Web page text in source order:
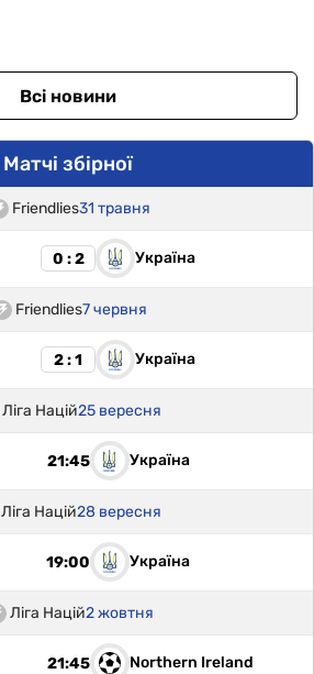
Всі новини
Матчі збірної
Friendlies31 травня
0 : 2 Україна
Friendlies7 червня
2 : 1 Україна
Ліга Націй25 вересня
21:45 Україна
Ліга Націй28 вересня
19:00 Україна
Ліга Націй2 жовтня
21:45 Northern Ireland